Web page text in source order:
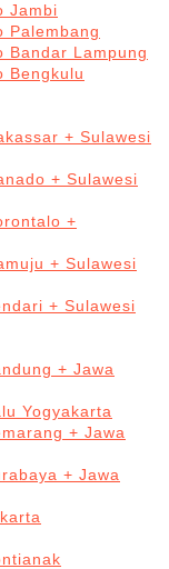
Jambi
Palembang
Bandar Lampung
Bengkulu
+ Sulawesi
+ Sulawesi
+
+ Sulawesi
+ Sulawesi
+ Jawa
Yogyakarta
+ Jawa
+ Jawa